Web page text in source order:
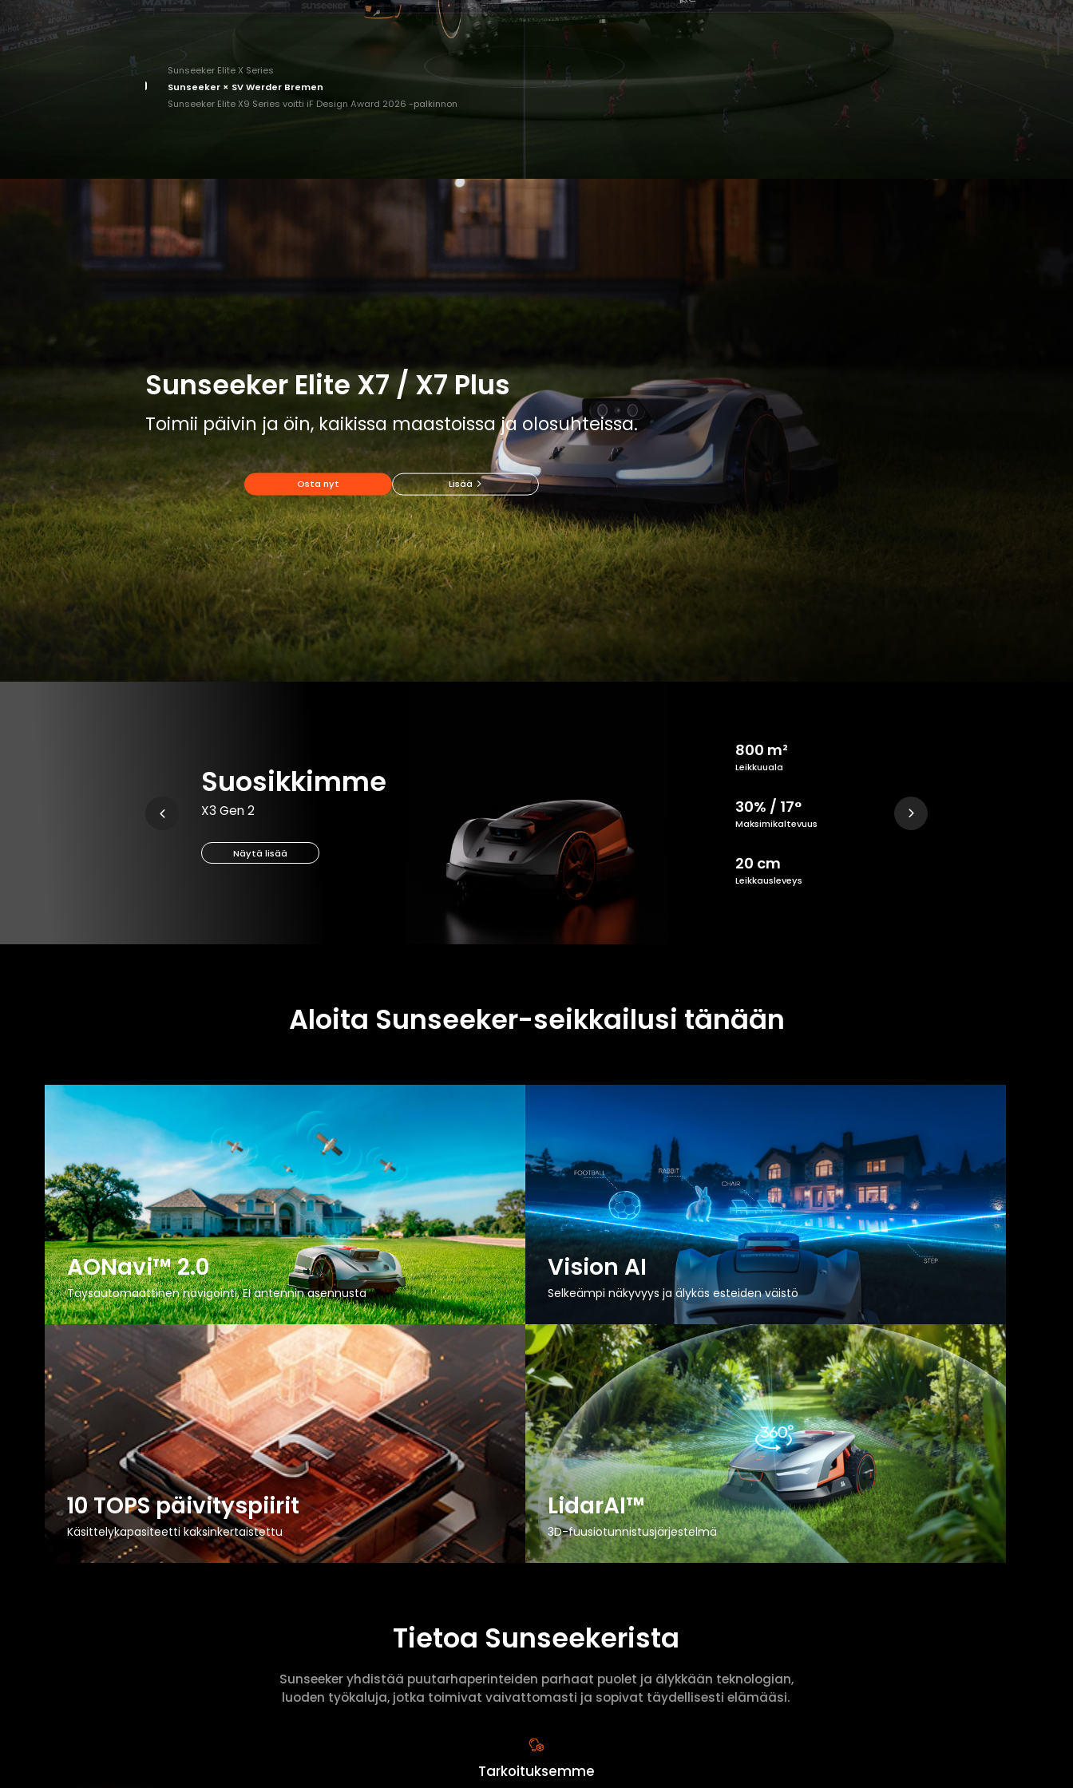
Sunseeker Elite X9 Series voitti iF Design Award 2026 -palkinnon
X4 voittaa Saksan innovaatiopalkinnon
Sunseeker Elite X3 Gen 2
Sunseeker Elite X7 / X7 Plus
Toimii päivin ja öin, kaikissa maastoissa ja olosuhteissa.
Osta nyt Lisää
Suosikkimme
X3 Gen 2
Näytä lisää
800 m²
Leikkuuala
30% / 17°
Maksimikaltevuus
20 cm
Leikkausleveys
Aloita Sunseeker-seikkailusi tänään
AONavi™ 2.0
Täysautomaattinen navigointi, EI antennin asennusta
Vision AI
Selkeämpi näkyvyys ja älykäs esteiden väistö
10 TOPS päivityspiirit
Käsittelykapasiteetti kaksinkertaistettu
LidarAI™
3D-fuusiotunnistusjärjestelmä
Tietoa Sunseekerista
Sunseeker yhdistää puutarhaperinteiden parhaat puolet ja älykkään teknologian,
luoden työkaluja, jotka toimivat vaivattomasti ja sopivat täydellisesti elämääsi.
Tarkoituksemme